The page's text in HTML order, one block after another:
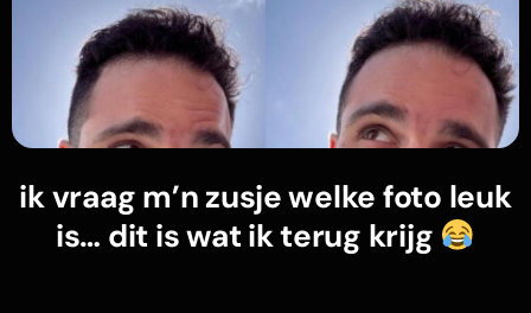
ik vraag m’n zusje welke foto leuk
is… dit is wat ik terug krijg